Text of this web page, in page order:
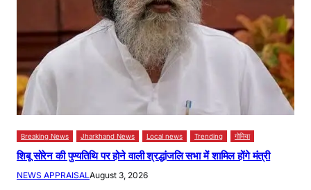
Breaking News Jharkhand News Local news Trending गोमिया
शिबू सोरेन की पुण्यतिथि पर होने वाली श्रद्धांजलि सभा में शामिल होंगे मंत्री
NEWS APPRAISAL August 3, 2026